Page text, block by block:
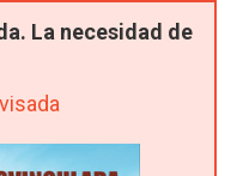
La necesidad de